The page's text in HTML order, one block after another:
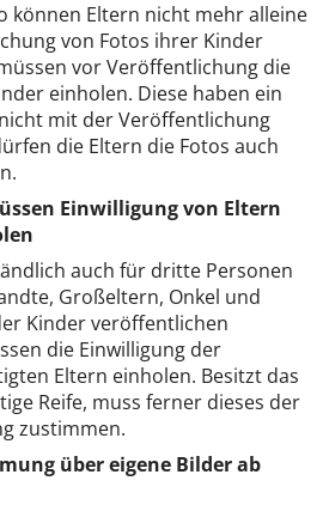
können Eltern nicht mehr alleine
von Fotos ihrer Kinder
vor Veröffentlichung die
einholen. Diese haben ein
mit der Veröffentlichung
die Eltern die Fotos auch
Einwilligung von Eltern
auch für dritte Personen
Großeltern, Onkel und
Kinder veröffentlichen
die Einwilligung der
Eltern einholen. Besitzt das
Reife, muss ferner dieses der
zustimmen.
über eigene Bilder ab